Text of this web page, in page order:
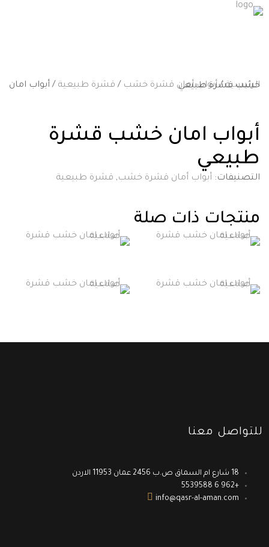
الرئيسية/أبواب أمان قشرة خشب / قشرة طبيعية / أبواب امان خشب قشرة طبيعي
أبواب امان خشب قشرة
طبيعي
التصنيفات: أبواب أمان قشرة خشب, قشرة طبيعية
منتجات ذات صلة
للتواصل معنا
18 شارع ام السماق ص.ب 2456 عمان 11953 الاردن
+962 6 5539588
info@qasr-al-aman.com